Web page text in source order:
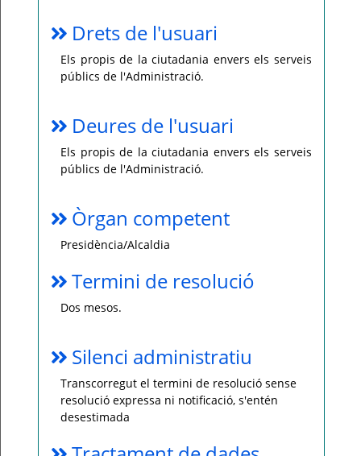
Drets de l'usuari
Els propis de la ciutadania envers els serveis
públics de l'Administració.
Deures de l'usuari
Els propis de la ciutadania envers els serveis
públics de l'Administració.
Òrgan competent
Presidència/Alcaldia
Termini de resolució
Dos mesos.
Silenci administratiu
Transcorregut el termini de resolució sense
resolució expressa ni notificació, s'entén
desestimada